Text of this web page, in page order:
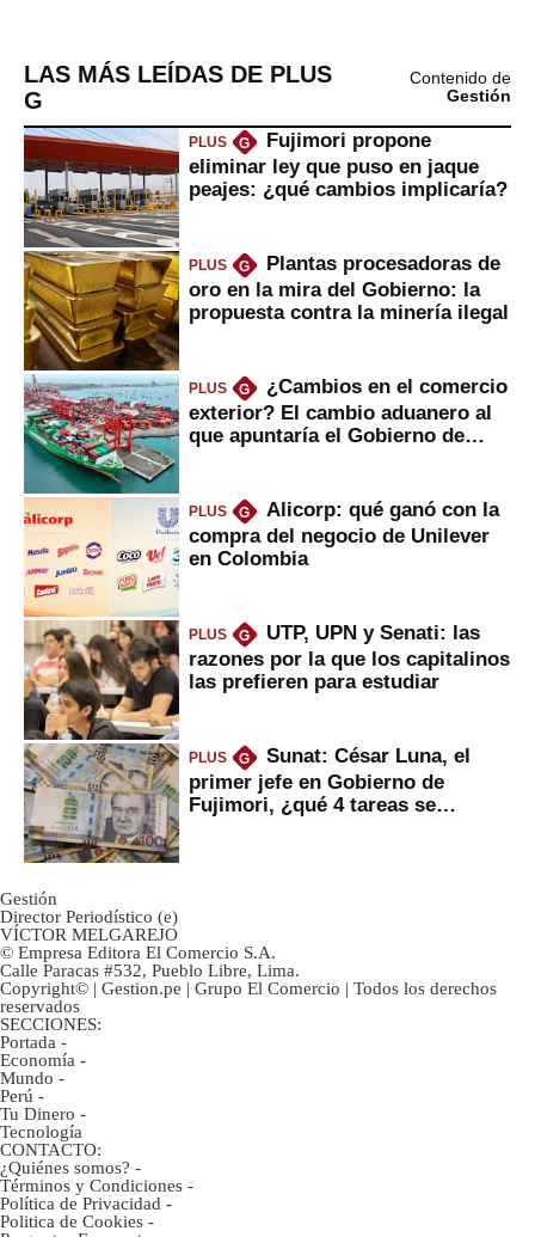
LAS MÁS LEÍDAS DE PLUS
G
Contenido de
Gestión
PLUS G
Fujimori propone
eliminar ley que puso en jaque
peajes: ¿qué cambios implicaría?
PLUS G
Plantas procesadoras de
oro en la mira del Gobierno: la
propuesta contra la minería ilegal
PLUS G
¿Cambios en el comercio
exterior? El cambio aduanero al
que apuntaría el Gobierno de
PLUS G
Alicorp: qué ganó con la
compra del negocio de Unilever
en Colombia
PLUS G
UTP, UPN y Senati: las
razones por la que los capitalinos
las prefieren para estudiar
PLUS G
Sunat: César Luna, el
primer jefe en Gobierno de
Fujimori, ¿qué 4 tareas se
Gestión
Director Periodístico (e)
VÍCTOR MELGAREJO
© Empresa Editora El Comercio S.A.
Calle Paracas #532, Pueblo Libre, Lima.
Copyright© | Gestion.pe | Grupo El Comercio | Todos los derechos
reservados
SECCIONES:
Portada -
Economía -
Mundo -
Perú -
Tu Dinero -
Tecnología
CONTACTO:
¿Quiénes somos? -
Términos y Condiciones -
Política de Privacidad -
Politica de Cookies -